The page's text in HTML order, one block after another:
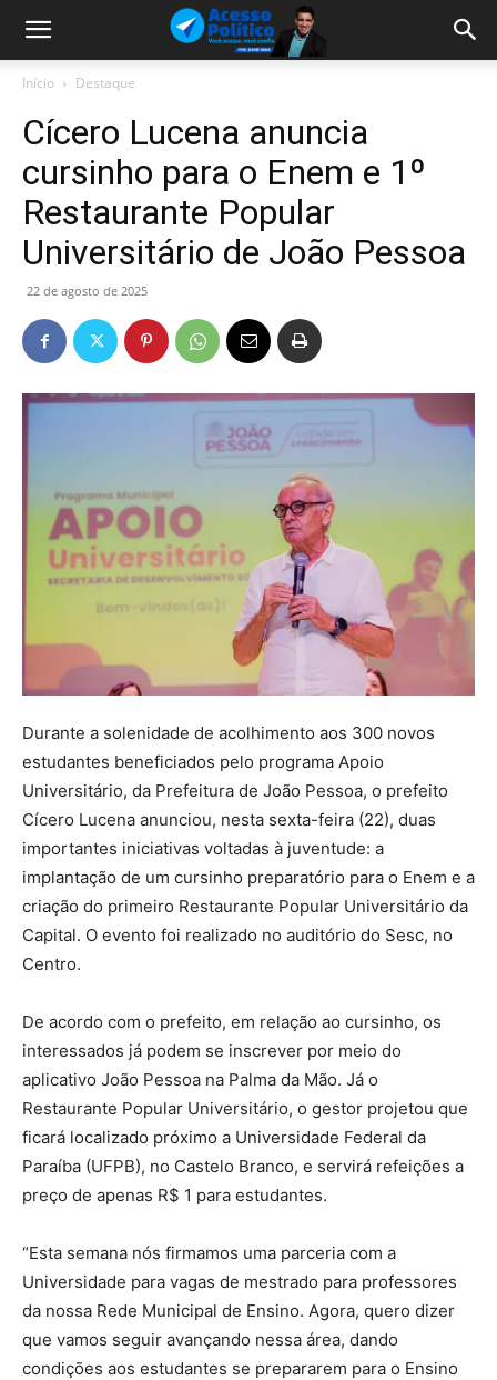
Início Destaque
Cícero Lucena anuncia
cursinho para o Enem e 1º
Restaurante Popular
Universitário de João Pessoa
22 de agosto de 2025
Durante a solenidade de acolhimento aos 300 novos
estudantes beneficiados pelo programa Apoio
Universitário, da Prefeitura de João Pessoa, o prefeito
Cícero Lucena anunciou, nesta sexta-feira (22), duas
importantes iniciativas voltadas à juventude: a
implantação de um cursinho preparatório para o Enem e a
criação do primeiro Restaurante Popular Universitário da
Capital. O evento foi realizado no auditório do Sesc, no
Centro.
De acordo com o prefeito, em relação ao cursinho, os
interessados já podem se inscrever por meio do
aplicativo João Pessoa na Palma da Mão. Já o
Restaurante Popular Universitário, o gestor projetou que
ficará localizado próximo a Universidade Federal da
Paraíba (UFPB), no Castelo Branco, e servirá refeições a
preço de apenas R$ 1 para estudantes.
“Esta semana nós firmamos uma parceria com a
Universidade para vagas de mestrado para professores
da nossa Rede Municipal de Ensino. Agora, quero dizer
que vamos seguir avançando nessa área, dando
condições aos estudantes se prepararem para o Ensino